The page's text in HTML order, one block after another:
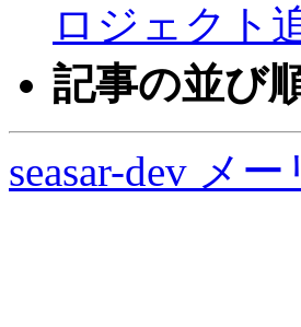
ロジェクト
記事の並び
seasar-dev メ